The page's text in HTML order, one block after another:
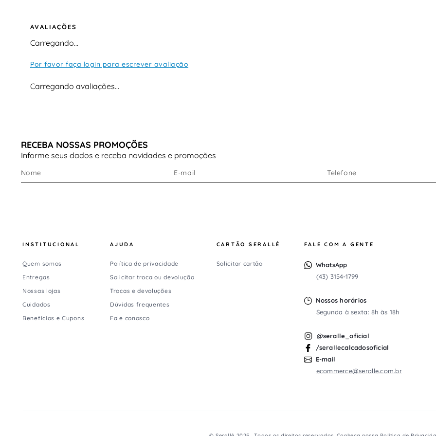
AVALIAÇÕES
Carregando…
Por favor faça login para escrever avaliação
Carregando avaliações…
RECEBA NOSSAS PROMOÇÕES
Informe seus dados e receba novidades e promoções
INSTITUCIONAL
Quem somos
Entregas
Nossas lojas
Cuidados
Benefícios e Cupons
AJUDA
Política de privacidade
Solicitar troca ou devolução
Trocas e devoluções
Dúvidas frequentes
Fale conosco
CARTÃO SERALLÊ
Solicitar cartão
FALE COM A GENTE
WhatsApp
(43) 3154-1799
Nossos horários
Segunda à sexta: 8h às 18h
@seralle_oficial
/serallecalcadosoficial
E-mail
ecommerce@seralle.com.br